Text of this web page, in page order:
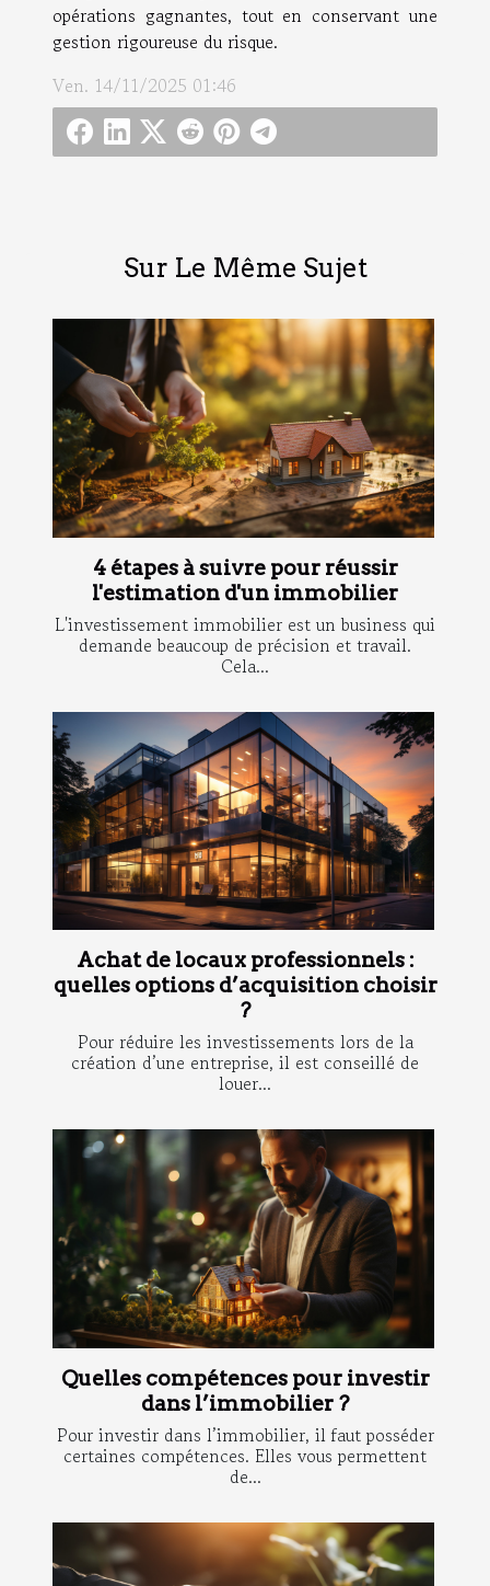
opérations gagnantes, tout en conservant une
gestion rigoureuse du risque.
Ven. 14/11/2025 01:46
Sur Le Même Sujet
4 étapes à suivre pour réussir
l'estimation d'un immobilier
L'investissement immobilier est un business qui
demande beaucoup de précision et travail.
Cela...
Achat de locaux professionnels :
quelles options d’acquisition choisir
?
Pour réduire les investissements lors de la
création d’une entreprise, il est conseillé de
louer...
Quelles compétences pour investir
dans l’immobilier ?
Pour investir dans l’immobilier, il faut posséder
certaines compétences. Elles vous permettent
de...